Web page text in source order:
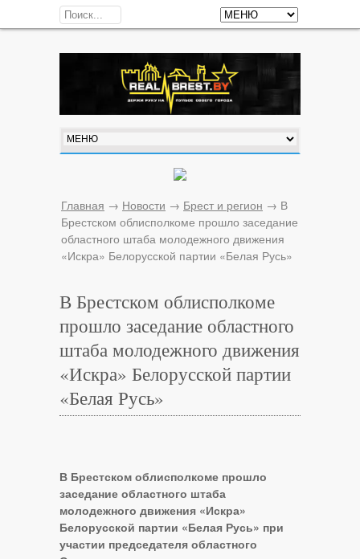
Главная → Новости → Брест и регион → В
Брестском облисполкоме прошло заседание
областного штаба молодежного движения
«Искра» Белорусской партии «Белая Русь»
В Брестском облисполкоме
прошло заседание областного
штаба молодежного движения
«Искра» Белорусской партии
«Белая Русь»
В Брестском облисполкоме прошло
заседание областного штаба
молодежного движения «Искра»
Белорусской партии «Белая Русь» при
участии председателя областного